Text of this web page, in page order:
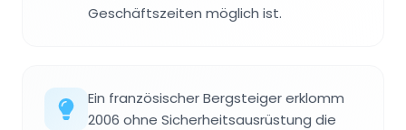
Geschäftszeiten möglich ist.
Ein französischer Bergsteiger erklomm
2006 ohne Sicherheitsausrüstung die